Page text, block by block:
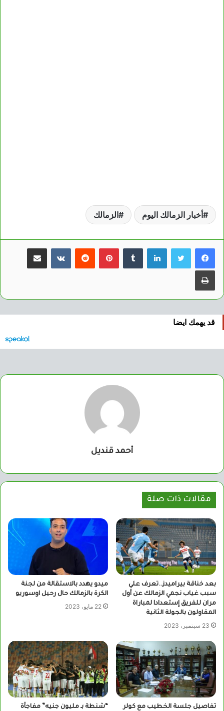
أخبار الزمالك اليوم الزمالك
لينكدإن بينتيريست مشاركة عبر البريد
طباعة
قد يهمك ايضا
أحمد قنديل
مقالات ذات صلة
بعد خناقة بيراميدز..تعرف علي
سبب غياب نجمي الزمالك عن أول
مران للفريق إستعدادا لمباراة
المقاولون بالجولة الثانية
23 سبتمبر، 2023
ميدو يهدد بالاستقالة من لجنة
الكرة بالزمالك حال رحيل اوسوريو
22 مايو، 2023
تفاصيل جلسة الخطيب مع كولر
“شنطة بـ مليون جنيه” مفاجأة